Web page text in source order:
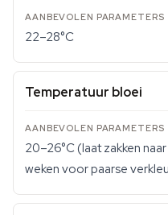
22–28°C
Temperatuur bloei
20–26°C (laat zakken
weken voor paarse